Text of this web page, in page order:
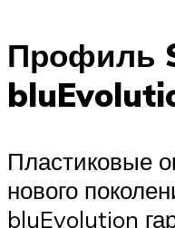
Профиль
Пластиковые
нового
bluEvolution